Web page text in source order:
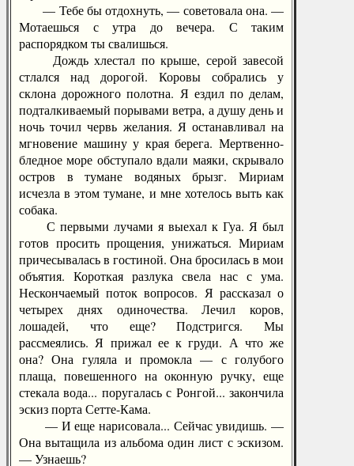
— Тебе бы отдохнуть, — советовала она. —
Мотаешься с утра до вечера. С таким
распорядком ты свалишься.
Дождь хлестал по крыше, серой завесой
стлался над дорогой. Коровы собрались у
склона дорожного полотна. Я ездил по делам,
подталкиваемый порывами ветра, а душу день и
ночь точил червь желания. Я останавливал на
мгновение машину у края берега. Мертвенно-
бледное море обступало вдали маяки, скрывало
остров в тумане водяных брызг. Мириам
исчезла в этом тумане, и мне хотелось выть как
собака.
С первыми лучами я выехал к Гуа. Я был
готов просить прощения, унижаться. Мириам
причесывалась в гостиной. Она бросилась в мои
объятия. Короткая разлука свела нас с ума.
Нескончаемый поток вопросов. Я рассказал о
четырех днях одиночества. Лечил коров,
лошадей, что еще? Подстригся. Мы
рассмеялись. Я прижал ее к груди. А что же
она? Она гуляла и промокла — с голубого
плаща, повешенного на оконную ручку, еще
стекала вода... поругалась с Ронгой... закончила
эскиз порта Сетте-Кама.
— И еще нарисовала... Сейчас увидишь. —
Она вытащила из альбома один лист с эскизом.
— Узнаешь?